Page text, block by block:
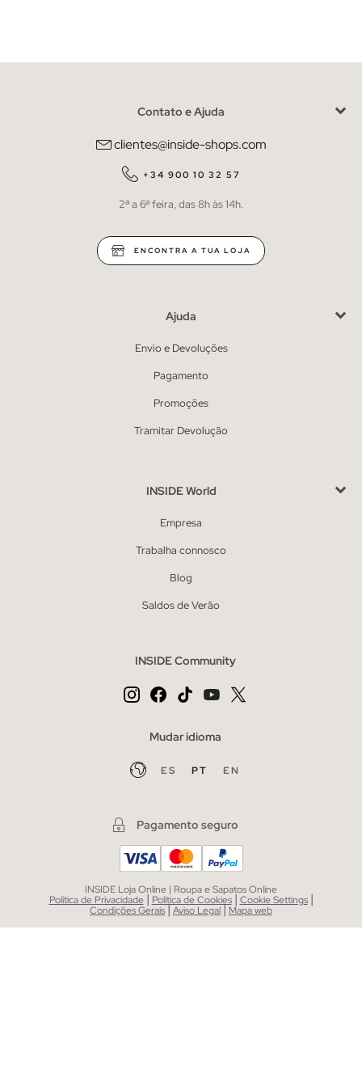
Contato e Ajuda
clientes@inside-shops.com
+34 900 10 32 57
2ª a 6ª feira, das 8h às 14h.
ENCONTRA A TUA LOJA
Ajuda
Envio e Devoluções
Pagamento
Promoções
Tramitar Devolução
INSIDE World
Empresa
Trabalha connosco
Blog
Saldos de Verão
INSIDE Community
Mudar idioma
ES PT EN
Pagamento seguro
INSIDE Loja Online | Roupa e Sapatos Online
Política de Privacidade | Política de Cookies | Cookie Settings |
Condições Gerais|Aviso Legal| Mapa web